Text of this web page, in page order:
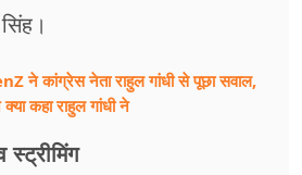
ने कांग्रेस नेता राहुल गांधी से पूछा सवाल,
कहा राहुल गांधी ने